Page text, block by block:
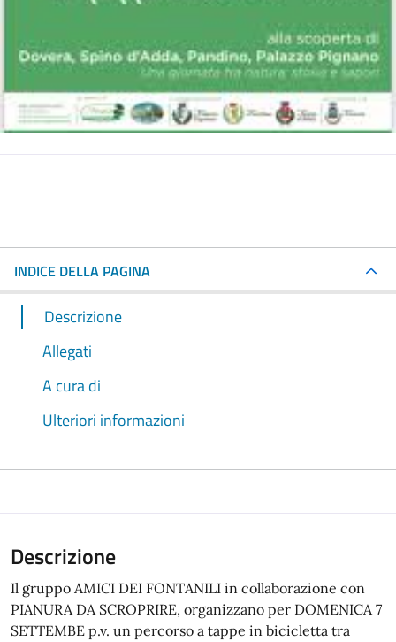
INDICE DELLA PAGINA
Descrizione
Allegati
A cura di
Ulteriori informazioni
Descrizione
Il gruppo AMICI DEI FONTANILI in collaborazione con
PIANURA DA SCROPRIRE, organizzano per DOMENICA 7
SETTEMBE p.v. un percorso a tappe in bicicletta tra